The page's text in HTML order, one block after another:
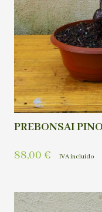
PREBONSAI
88,00 € IVA incluído